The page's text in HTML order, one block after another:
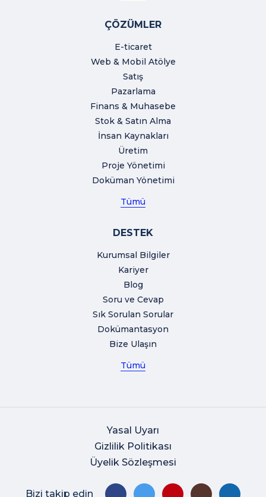
ÇÖZÜMLER
E-ticaret
Web & Mobil Atölye
Satış
Pazarlama
Finans & Muhasebe
Stok & Satın Alma
İnsan Kaynakları
Üretim
Proje Yönetimi
Doküman Yönetimi
Tümü
DESTEK
Kurumsal Bilgiler
Kariyer
Blog
Soru ve Cevap
Sık Sorulan Sorular
Dokümantasyon
Bize Ulaşın
Tümü
Yasal Uyarı
Gizlilik Politikası
Üyelik Sözleşmesi
Bizi takip edin